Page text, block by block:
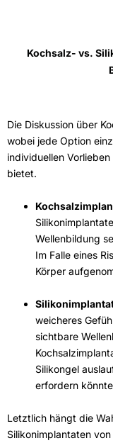
Kochsalz- vs.
Die Diskussion über
wobei jede Option
individuellen
bietet.
Wellenbildung
Im Falle eines
Körper
weicheres
sichtbare
Silikongel
erfordern
Letztlich hängt die
Silikonimplantaten